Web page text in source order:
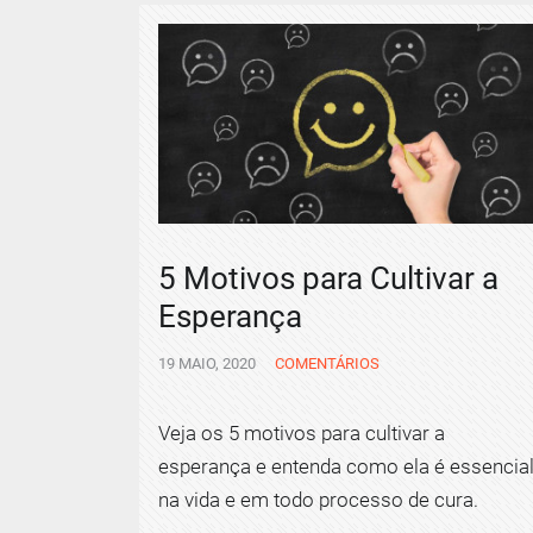
5 Motivos para Cultivar a
Esperança
19 MAIO, 2020 COMENTÁRIOS
Veja os 5 motivos para cultivar a
esperança e entenda como ela é essencial
na vida e em todo processo de cura.